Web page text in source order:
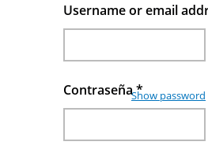
Username or email
Contraseña*
Show password